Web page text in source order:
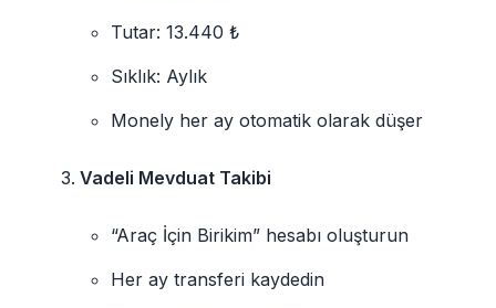
Tutar: 13.440 ₺
Sıklık: Aylık
Monely her ay otomatik olarak düşer
Vadeli Mevduat Takibi
“Araç İçin Birikim” hesabı oluşturun
Her ay transferi kaydedin